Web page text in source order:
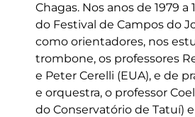
Chagas. Nos anos de 1979 a
do Festival de Campos do
como orientadores, nos
trombone, os professores
e Peter Cerelli (EUA), e de
e orquestra, o professor
do Conservatório de Tatuí)